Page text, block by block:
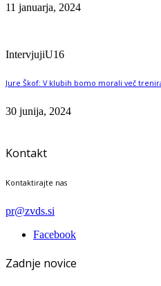
11 januarja, 2024
IntervjujiU16
Jure Škof: V klubih bomo morali več
30 junija, 2024
Kontakt
Kontaktirajte nas
pr@zvds.si
Facebook
Zadnje novice